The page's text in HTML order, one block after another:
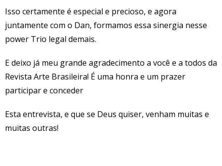
Isso certamente é especial e precioso, e agora
juntamente com o Dan, formamos essa sinergia nesse
power Trio legal demais.
E deixo já meu grande agradecimento a você e a todos da
Revista Arte Brasileira! É uma honra e um prazer
participar e conceder
Esta entrevista, e que se Deus quiser, venham muitas e
muitas outras!